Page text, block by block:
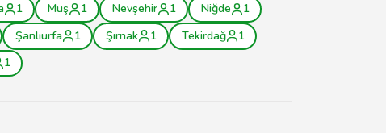
1 Muş 1 Nevşehir 1 Niğde
1
Şanlıurfa 1 Şırnak 1 Tekirdağ
1
1